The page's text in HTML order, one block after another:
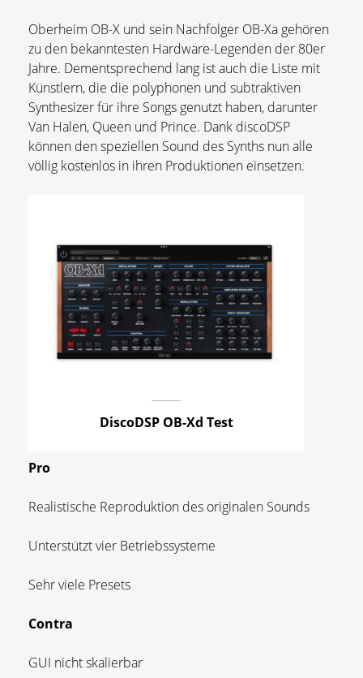
Oberheim OB-X und sein Nachfolger OB-Xa gehören
zu den bekanntesten Hardware-Legenden der 80er
Jahre. Dementsprechend lang ist auch die Liste mit
Künstlern, die die polyphonen und subtraktiven
Synthesizer für ihre Songs genutzt haben, darunter
Van Halen, Queen und Prince. Dank discoDSP
können den speziellen Sound des Synths nun alle
völlig kostenlos in ihren Produktionen einsetzen.
DiscoDSP OB-Xd Test
Pro
Realistische Reproduktion des originalen Sounds
Unterstützt vier Betriebssysteme
Sehr viele Presets
Contra
GUI nicht skalierbar